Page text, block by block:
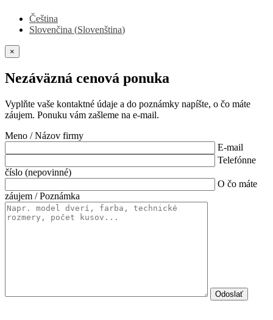
Čeština
Slovenčina (Slovenština)
×
Nezáväzná cenová ponuka
Vyplňte vaše kontaktné údaje a do poznámky napíšte, o čo máte
záujem. Ponuku vám zašleme na e-mail.
Meno / Názov firmy
E-mail
Telefónne
číslo (nepovinné)
O čo máte
záujem / Poznámka